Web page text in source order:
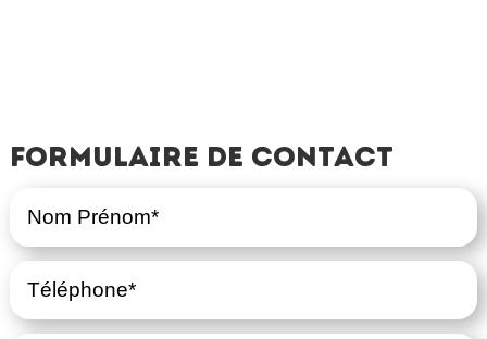
Formulaire de contact